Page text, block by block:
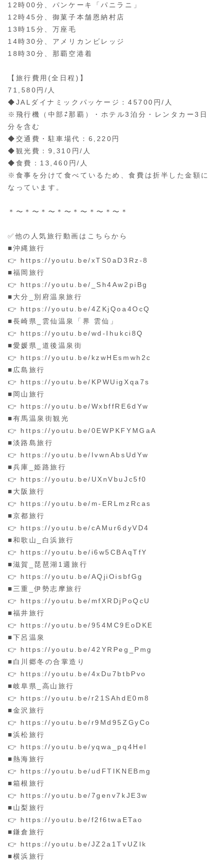
12時00分、パンケーキ「パニラニ」
12時45分、御菓子本舗恩納村店
13時15分、万座毛
14時30分、アメリカンビレッジ
18時30分、那覇空港着
【旅行費用(全日程)】
71,580円/人
◆JALダイナミックパッケージ：45700円/人
※飛行機（中部⇄那覇）・ホテル3泊分・レンタカー3日
分を含む
◆交通費・駐車場代：6,220円
◆観光費：9,310円/人
◆食費：13,460円/人
※食事を分けて食べているため、食費は折半した金額に
なっています。
＊〜＊〜＊〜＊〜＊〜＊〜＊〜＊
✅他の人気旅行動画はこちらから
■沖縄旅行
👉 https://youtu.be/xTS0aD3Rz-8
■福岡旅行
👉 https://youtu.be/_Sh4Aw2piBg
■大分_別府温泉旅行
👉 https://youtu.be/4ZKjQoa4OcQ
■長崎県_雲仙温泉「界 雲仙」
👉 https://youtu.be/wd-Ihukci8Q
■愛媛県_道後温泉街
👉 https://youtu.be/kzwHEsmwh2c
■広島旅行
👉 https://youtu.be/KPWUigXqa7s
■岡山旅行
👉 https://youtu.be/WxbffRE6dYw
■有馬温泉街観光
👉 https://youtu.be/0EWPKFYMGaA
■淡路島旅行
👉 https://youtu.be/IvwnAbsUdYw
■兵庫_姫路旅行
👉 https://youtu.be/UXnVbuJc5f0
■大阪旅行
👉 https://youtu.be/m-ERLmzRcas
■京都旅行
👉 https://youtu.be/cAMur6dyVD4
■和歌山_白浜旅行
👉 https://youtu.be/i6w5CBAqTfY
■滋賀_琵琶湖1週旅行
👉 https://youtu.be/AQjiOisbfGg
■三重_伊勢志摩旅行
👉 https://youtu.be/mfXRDjPoQcU
■福井旅行
👉 https://youtu.be/954MC9EoDKE
■下呂温泉
👉 https://youtu.be/42YRPeg_Pmg
■白川郷冬の合掌造り
👉 https://youtu.be/4xDu7btbPvo
■岐阜県_高山旅行
👉 https://youtu.be/r21SAhdE0m8
■金沢旅行
👉 https://youtu.be/r9Md95ZGyCo
■浜松旅行
👉 https://youtu.be/yqwa_pq4HeI
■熱海旅行
👉 https://youtu.be/udFTIKNEBmg
■箱根旅行
👉 https://youtu.be/7genv7kJE3w
■山梨旅行
👉 https://youtu.be/f2f6twaETao
■鎌倉旅行
👉 https://youtu.be/JZ2a1TvUZIk
■横浜旅行